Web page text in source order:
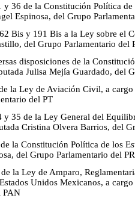
36 de la Constitución Política
Espinosa, del Grupo
Bis y 191 Bis a la Ley sobre el
del Grupo Parlamentario del
disposiciones de la
Julisa Mejía Guardado, del
la Ley de Aviación Civil, a
del PT
y 35 de la Ley General del
Cristina Olvera Barrios, del
la Constitución Política de los
del Grupo Parlamentario del
la Ley de Amparo,
Unidos Mexicanos, a
PAN